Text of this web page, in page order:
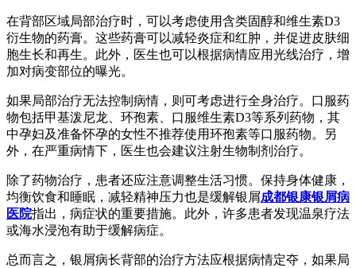
在背部区域局部治疗时，可以考虑使用含类固醇和维生素D3
衍生物的药膏。这些药膏可以减轻炎症和红肿，并促进皮肤细
胞生长和再生。此外，医生也可以根据病情应用光线治疗，增
加对病变部位的曝光。
如果局部治疗无法控制病情，则可考虑进行全身治疗。口服药
物包括甲基泼尼龙、环孢素、口服维生素D3等系列药物，其
中孕妇及准备怀孕的女性不推荐使用环孢素等口服药物。另
外，在严重病情下，医生也会建议注射生物制剂治疗。
除了药物治疗，患者还应注意调整生活习惯。保持身体健康，
均衡饮食和睡眠，减轻精神压力也是缓解银屑成都银康银屑病
医院指出，病症状的重要措施。此外，许多患者发现温泉疗法
或海水浸泡有助于缓解病症。
总而言之，银屑病长背部的治疗方法应根据病情定夺，如果局